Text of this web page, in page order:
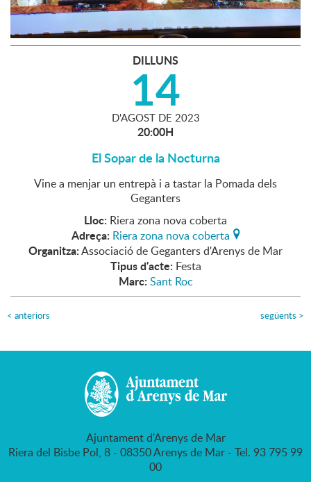
DILLUNS
14
D'AGOST DE 2023
20:00H
El Sopar de la Nocturna
Vine a menjar un entrepà i a tastar la Pomada dels
Geganters
Lloc: Riera zona nova coberta
Adreça: Riera zona nova coberta
Organitza:Associació de Geganters d'Arenys de Mar
Tipus d'acte: Festa
Marc: Sant Roc
< anteriors següents >
Ajuntament d'Arenys de Mar
Riera del Bisbe Pol, 8 - 08350 Arenys de Mar - Tel. 93 795 99
00